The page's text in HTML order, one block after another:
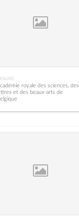
royale des sciences, des
et des beaux-arts de